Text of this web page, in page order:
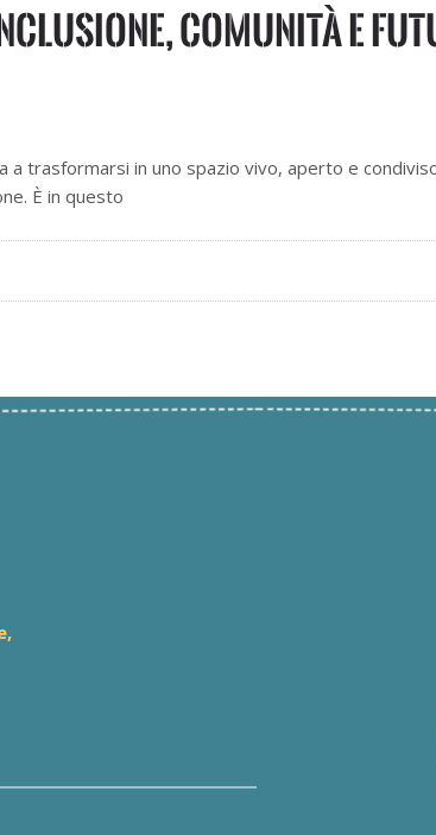
comunità e
a trasformarsi in uno spazio vivo, aperto e
È in questo